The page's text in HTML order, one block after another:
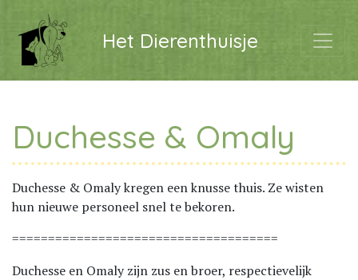
Het Dierenthuisje
Duchesse & Omaly
Duchesse & Omaly kregen een knusse thuis. Ze wisten
hun nieuwe personeel snel te bekoren.
=====================================
Duchesse en Omaly zijn zus en broer, respectievelijk